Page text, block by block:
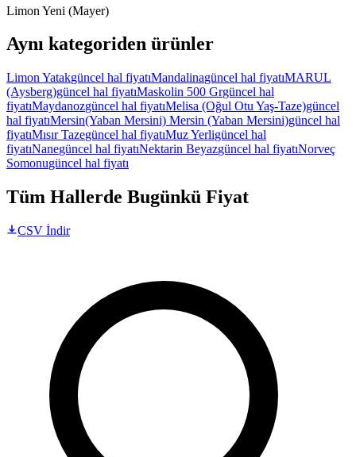
Limon Yeni (Mayer)
Aynı kategoriden ürünler
Limon Yatakgüncel hal fiyatıMandalinagüncel hal fiyatıMARUL
(Aysberg)güncel hal fiyatıMaskolin 500 Grgüncel hal
fiyatıMaydanozgüncel hal fiyatıMelisa (Oğul Otu Yaş-Taze)güncel
hal fiyatıMersin(Yaban Mersini) Mersin (Yaban Mersini)güncel hal
fiyatıMısır Tazegüncel hal fiyatıMuz Yerligüncel hal
fiyatıNanegüncel hal fiyatıNektarin Beyazgüncel hal fiyatıNorveç
Somonugüncel hal fiyatı
Tüm Hallerde Bugünkü Fiyat
CSV İndir